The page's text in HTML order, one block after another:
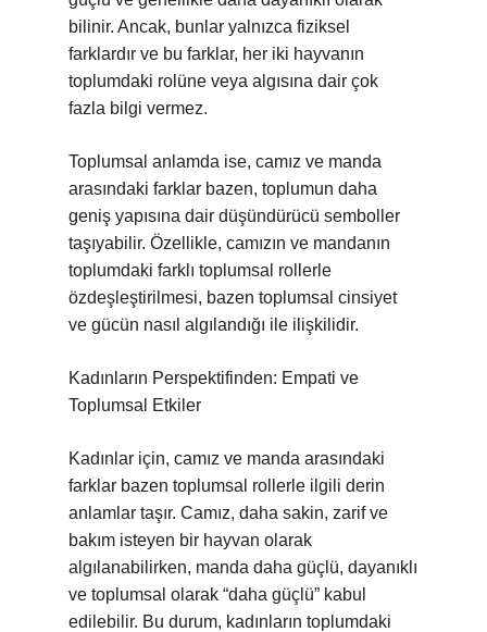
bilinir. Ancak, bunlar yalnızca fiziksel
farklardır ve bu farklar, her iki hayvanın
toplumdaki rolüne veya algısına dair çok
fazla bilgi vermez.
Toplumsal anlamda ise, camız ve manda
arasındaki farklar bazen, toplumun daha
geniş yapısına dair düşündürücü semboller
taşıyabilir. Özellikle, camızın ve mandanın
toplumdaki farklı toplumsal rollerle
özdeşleştirilmesi, bazen toplumsal cinsiyet
ve gücün nasıl algılandığı ile ilişkilidir.
Kadınların Perspektifinden: Empati ve
Toplumsal Etkiler
Kadınlar için, camız ve manda arasındaki
farklar bazen toplumsal rollerle ilgili derin
anlamlar taşır. Camız, daha sakin, zarif ve
bakım isteyen bir hayvan olarak
algılanabilirken, manda daha güçlü, dayanıklı
ve toplumsal olarak “daha güçlü” kabul
edilebilir. Bu durum, kadınların toplumdaki